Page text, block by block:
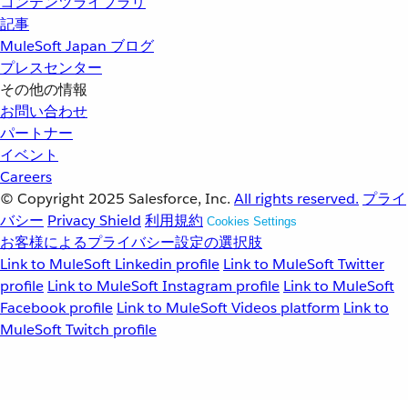
記事
MuleSoft Japan ブログ
プレスセンター
その他の情報
お問い合わせ
パートナー
イベント
Careers
© Copyright 2025 Salesforce, Inc. All rights reserved. プライ
バシー Privacy Shield 利用規約 Cookies Settings
お客様によるプライバシー設定の選択肢
Link to MuleSoft Linkedin profile Link to MuleSoft Twitter
profile Link to MuleSoft Instagram profile Link to MuleSoft
Facebook profile Link to MuleSoft Videos platform Link to
MuleSoft Twitch profile